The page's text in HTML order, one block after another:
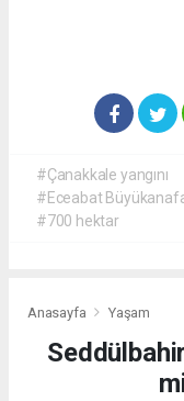
#Çanakkale yangını
#Eceabat
#700 hektar
Anasayfa Yaşam